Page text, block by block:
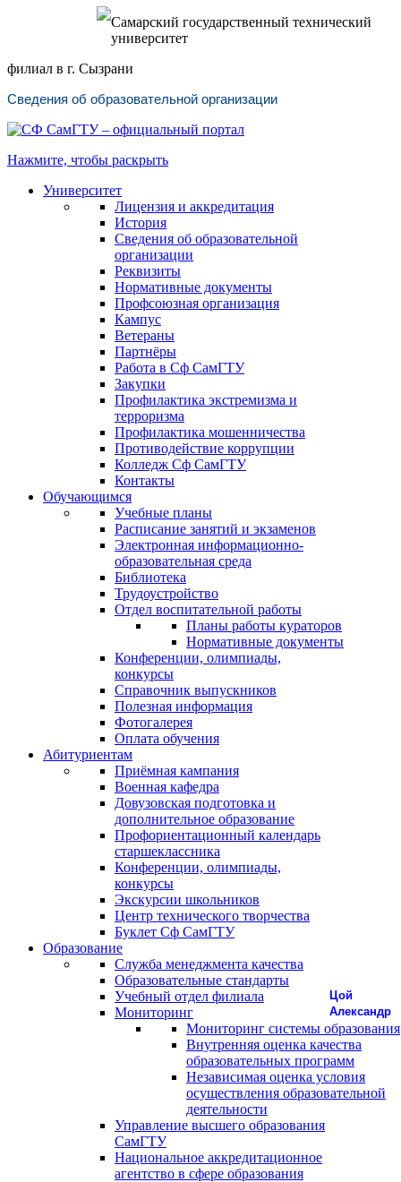
Самарский государственный технический
университет
филиал в г. Сызрани
Сведения об образовательной организации
Нажмите, чтобы раскрыть
Университет
Лицензия и аккредитация
История
Сведения об образовательной
организации
Реквизиты
Нормативные документы
Профсоюзная организация
Кампус
Ветераны
Партнёры
Работа в Сф СамГТУ
Закупки
Профилактика экстремизма и
терроризма
Профилактика мошенничества
Противодействие коррупции
Колледж Сф СамГТУ
Контакты
Обучающимся
Учебные планы
Расписание занятий и экзаменов
Электронная информационно-
образовательная среда
Библиотека
Трудоустройство
Отдел воспитательной работы
Планы работы кураторов
Нормативные документы
Конференции, олимпиады,
конкурсы
Справочник выпускников
Полезная информация
Фотогалерея
Оплата обучения
Абитуриентам
Приёмная кампания
Военная кафедра
Довузовская подготовка и
дополнительное образование
Профориентационный календарь
старшеклассника
Конференции, олимпиады,
конкурсы
Экскурсии школьников
Центр технического творчества
Буклет Сф СамГТУ
Образование
Служба менеджмента качества
Образовательные стандарты
Учебный отдел филиала
Мониторинг
Мониторинг системы образования
Внутренняя оценка качества
образовательных программ
Независимая оценка условия
осуществления образовательной
деятельности
Управление высшего образования
СамГТУ
Национальное аккредитационное
агентство в сфере образования
Цой
Александр